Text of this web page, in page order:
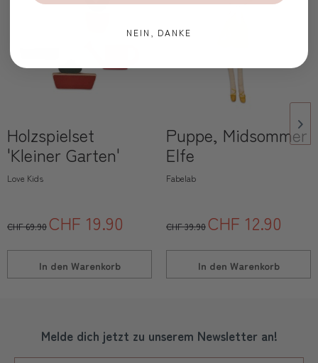
Holzspielset
'Kleiner Garten'
Love Kids
CHF 69.90CHF 19.90
In den Warenkorb
Puppe, Midsommer
Elfe
Fabelab
CHF 39.90CHF 12.90
In den Warenkorb
Melde dich jetzt zu unserem Newsletter an!
NEIN, DANKE